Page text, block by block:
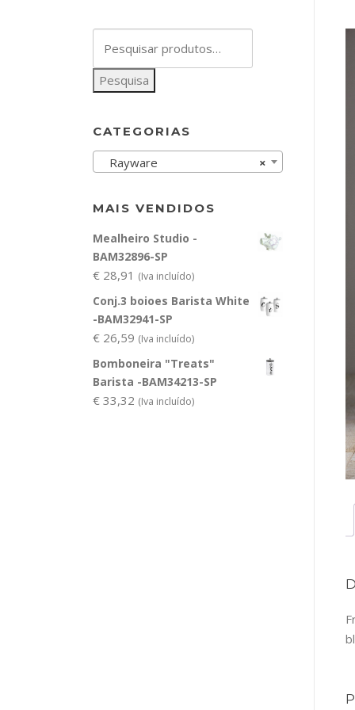
por:
Pesquisa
CATEGORIAS
×
Rayware
MAIS VENDIDOS
Mealheiro Studio -
BAM32896-SP
€ 28,91 (Iva incluído)
Conj.3 boioes Barista White
-BAM32941-SP
€ 26,59 (Iva incluído)
Bomboneira "Treats"
Barista -BAM34213-SP
€ 33,32 (Iva incluído)